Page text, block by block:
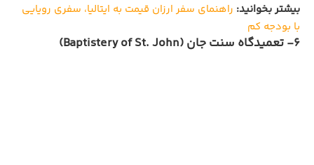
بیشتر بخوانید: راهنمای سفر ارزان قیمت به ایتالیا، سفری رویایی
با بودجه کم
6- تعمیدگاه سنت جان (Baptistery of St. John)